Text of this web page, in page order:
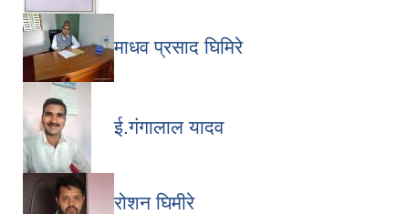
माधव प्रसाद घिमिरे
ई.गंगालाल यादव
रोशन घिमीरे